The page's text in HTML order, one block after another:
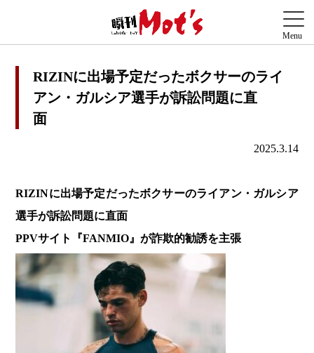
RIZINに出場予定だったボクサーのライ
アン・ガルシア選手が訴訟問題に直
面
2025.3.14
RIZINに出場予定だったボクサーのライアン・ガルシア
選手が訴訟問題に直面
PPVサイト『FANMIO』が詐欺的勧誘を主張